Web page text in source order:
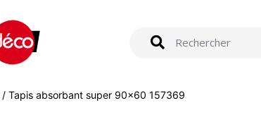
/ Tapis absorbant super 90×60 157369